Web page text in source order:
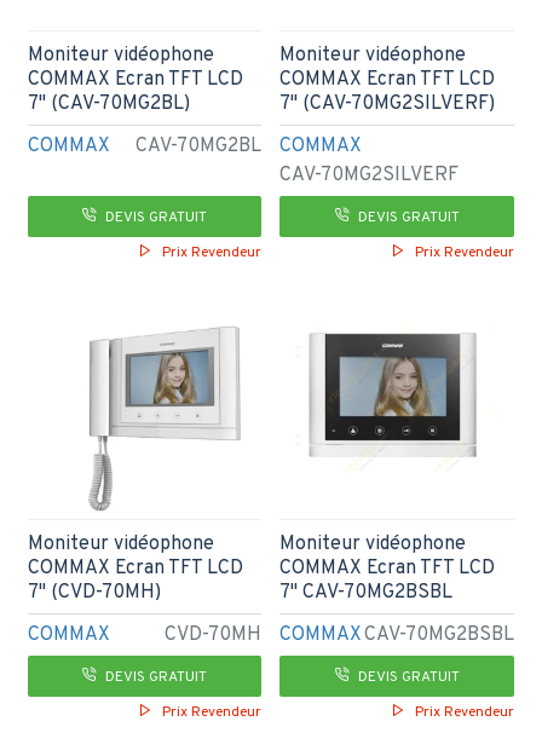
COMMAX CAV-70MG2BL
Moniteur vidéophone
COMMAX Ecran TFT LCD
7" (CAV-70MG2BL)
DEVIS GRATUIT
Prix Revendeur
COMMAX
CAV-70MG2SILVERF
Moniteur vidéophone
COMMAX Ecran TFT LCD
7" (CAV-70MG2SILVERF)
DEVIS GRATUIT
Prix Revendeur
COMMAX CVD-70MH
Moniteur vidéophone
COMMAX Ecran TFT LCD
7" (CVD-70MH)
DEVIS GRATUIT
Prix Revendeur
COMMAXCAV-70MG2BSBL
Moniteur vidéophone
COMMAX Ecran TFT LCD
7" CAV-70MG2BSBL
DEVIS GRATUIT
Prix Revendeur